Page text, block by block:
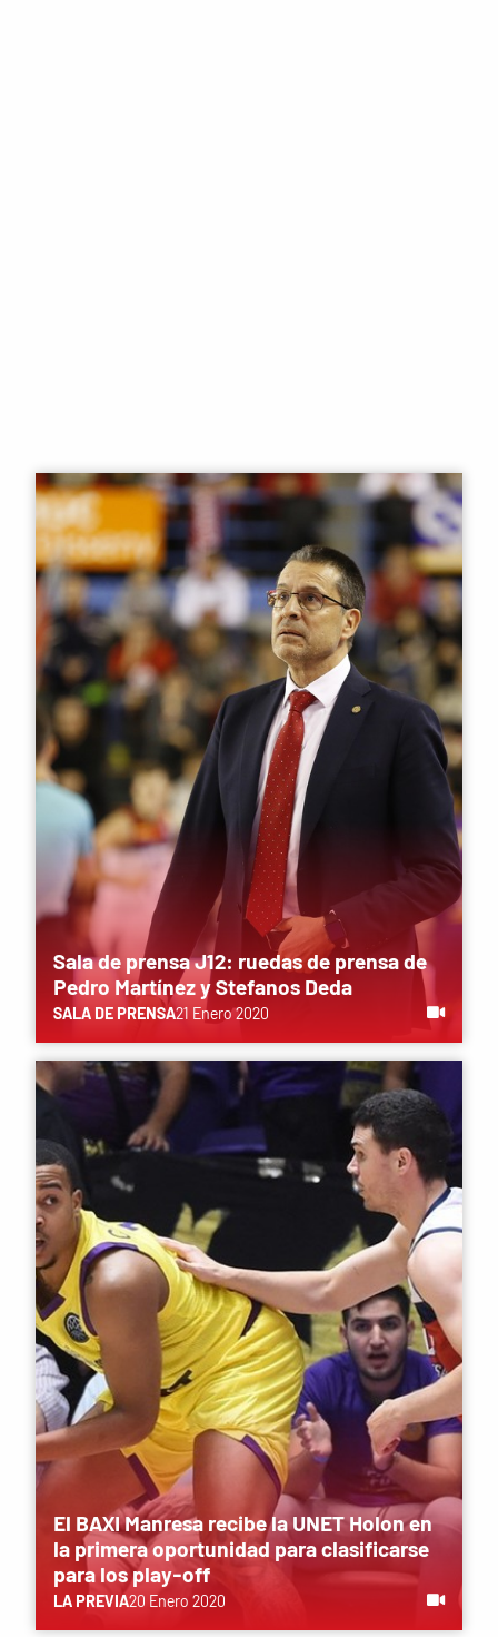
Sala de prensa J12: ruedas de prensa de
Pedro Martínez y Stefanos Deda
SALA DE PRENSA21 Enero 2020
El BAXI Manresa recibe la UNET Holon en
la primera oportunidad para clasificarse
para los play-off
LA PREVIA20 Enero 2020